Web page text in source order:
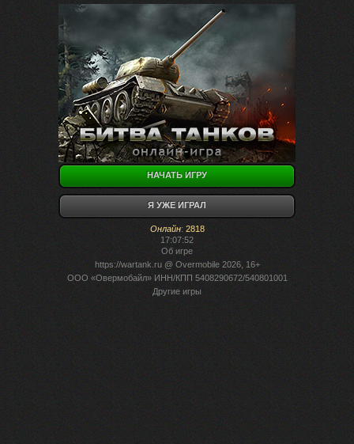
НАЧАТЬ ИГРУ
Я УЖЕ ИГРАЛ
Онлайн: 2818
17:07:52
Об игре
https://wartank.ru@ Overmobile 2026, 16+
ООО «Овермобайл» ИНН/КПП 5408290672/540801001
Другие игры